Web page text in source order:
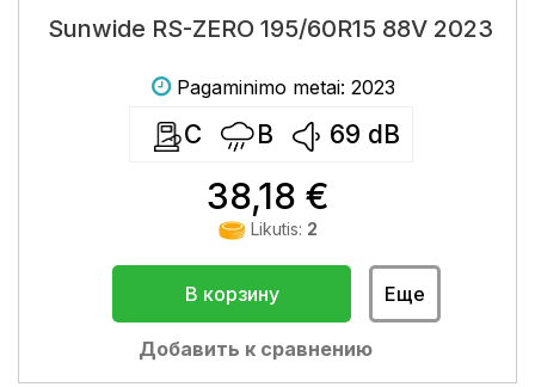
Sunwide RS-ZERO 195/60R15 88V 2023
Pagaminimo metai: 2023
C B 69 dB
38,18 €
Likutis: 2
В корзину Еще
Добавить к сравнению